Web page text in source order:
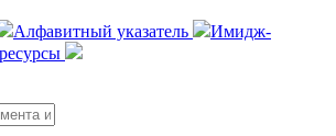
Алфавитный указатель
Имидж-